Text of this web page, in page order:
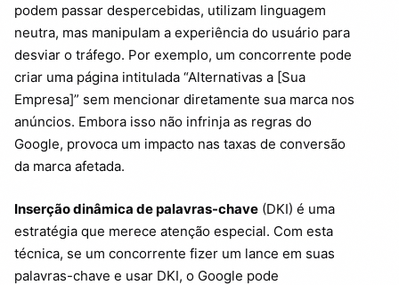
podem passar despercebidas, utilizam linguagem
neutra, mas manipulam a experiência do usuário para
desviar o tráfego. Por exemplo, um concorrente pode
criar uma página intitulada “Alternativas a [Sua
Empresa]” sem mencionar diretamente sua marca nos
anúncios. Embora isso não infrinja as regras do
Google, provoca um impacto nas taxas de conversão
da marca afetada.
Inserção dinâmica de palavras-chave (DKI) é uma
estratégia que merece atenção especial. Com esta
técnica, se um concorrente fizer um lance em suas
palavras-chave e usar DKI, o Google pode